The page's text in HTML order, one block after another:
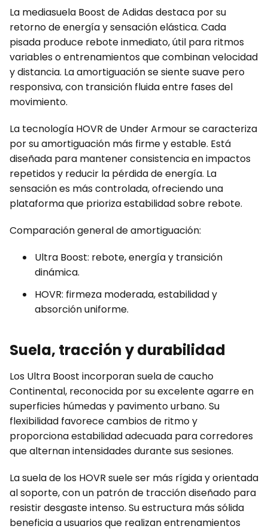
La mediasuela Boost de Adidas destaca por su
retorno de energía y sensación elástica. Cada
pisada produce rebote inmediato, útil para ritmos
variables o entrenamientos que combinan velocidad
y distancia. La amortiguación se siente suave pero
responsiva, con transición fluida entre fases del
movimiento.
La tecnología HOVR de Under Armour se caracteriza
por su amortiguación más firme y estable. Está
diseñada para mantener consistencia en impactos
repetidos y reducir la pérdida de energía. La
sensación es más controlada, ofreciendo una
plataforma que prioriza estabilidad sobre rebote.
Comparación general de amortiguación:
Ultra Boost: rebote, energía y transición
dinámica.
HOVR: firmeza moderada, estabilidad y
absorción uniforme.
Suela, tracción y durabilidad
Los Ultra Boost incorporan suela de caucho
Continental, reconocida por su excelente agarre en
superficies húmedas y pavimento urbano. Su
flexibilidad favorece cambios de ritmo y
proporciona estabilidad adecuada para corredores
que alternan intensidades durante sus sesiones.
La suela de los HOVR suele ser más rígida y orientada
al soporte, con un patrón de tracción diseñado para
resistir desgaste intenso. Su estructura más sólida
beneficia a usuarios que realizan entrenamientos